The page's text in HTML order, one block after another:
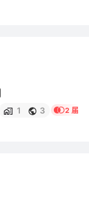
1 3 2 届